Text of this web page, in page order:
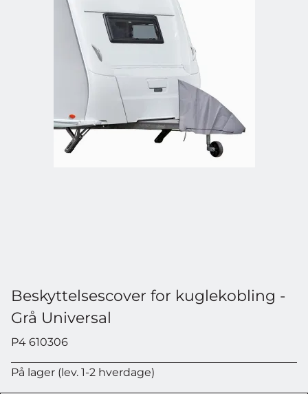
Beskyttelsescover for kuglekobling -
Grå Universal
P4 610306
På lager (lev. 1-2 hverdage)